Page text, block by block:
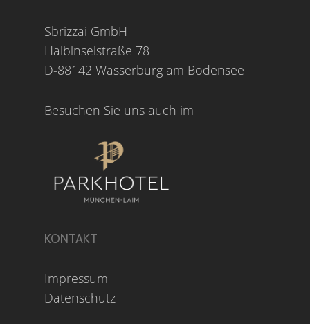
Sbrizzai GmbH
Halbinselstraße 78
D-88142 Wasserburg am Bodensee
Besuchen Sie uns auch im
KONTAKT
Impressum
Datenschutz